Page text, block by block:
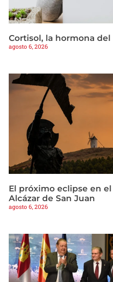
Cortisol, la hormona del
agosto 6, 2026
El próximo eclipse en
Alcázar de San Juan
agosto 6, 2026